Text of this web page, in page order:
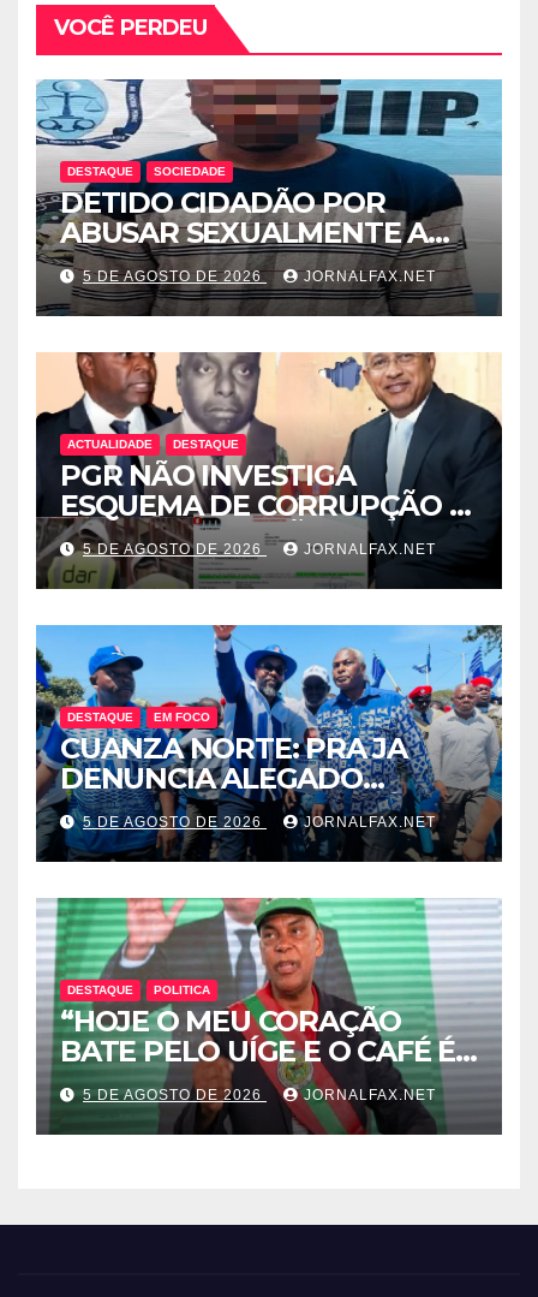
VOCÊ PERDEU
DESTAQUE SOCIEDADE
DETIDO CIDADÃO POR
ABUSAR SEXUALMENTE A
CUNHADA MENOR DE IDADE
5 DE AGOSTO DE 2026 JORNALFAX.NET
ACTUALIDADE DESTAQUE
PGR NÃO INVESTIGA
ESQUEMA DE CORRUPÇÃO E
SAQUE DE MILHÕES DO
ESTADO QUE ENVOLVE
ÓSCAR TITO CARDOSO
FERNANDES PROTEGIDO
POR EDELTRUDES COSTA
5 DE AGOSTO DE 2026 JORNALFAX.NET
DESTAQUE EM FOCO
CUANZA NORTE: PRA JA
DENUNCIA ALEGADO
ESQUEMA DE INTOLERÂNCIA
POLÍTICA ORQUESTRADO
PELO 1º SECRETÁRIO DO
MPLA JOÃO DIOGO GASPAR
5 DE AGOSTO DE 2026 JORNALFAX.NET
DESTAQUE POLITICA
“HOJE O MEU CORAÇÃO
BATE PELO UÍGE E O CAFÉ É
UMA RIQUEZA QUE DORME E
PODE DESPERTAR ANGOLA”
– DISSE ACJ PRESIDENTE DA
5 DE AGOSTO DE 2026 JORNALFAX.NET